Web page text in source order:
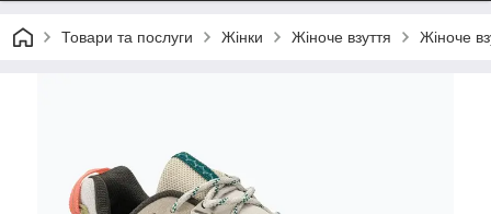
Товари та послуги Жінки Жіноче взуття Жіноче